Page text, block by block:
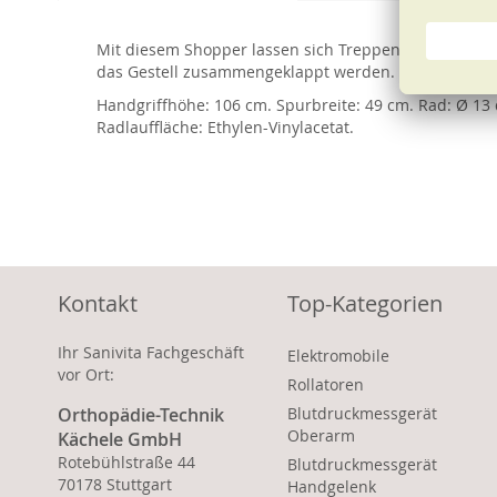
images
Mit diesem Shopper lassen sich Treppenstufen
das Gestell zusammengeklappt werden.
Handgriffhöhe: 106 cm. Spurbreite: 49 cm. Rad: Ø
Radlauffläche: Ethylen-Vinylacetat.
Kontakt
Ihr Sanivita Fachgeschäft
vor Ort:
Orthopädie-Technik
Kächele GmbH
Rotebühlstraße 44
70178 Stuttgart
Top-Kategorien
Elektromobile
Rollatoren
Blutdruckmessgerät
Oberarm
Blutdruckmessgerät
Handgelenk